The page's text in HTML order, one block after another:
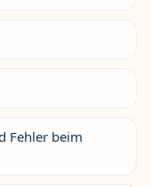
Fehler beim